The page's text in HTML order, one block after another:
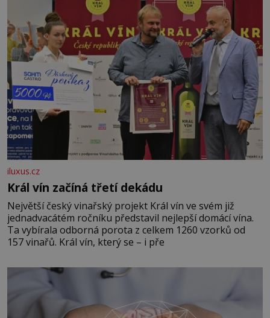
iluxus.cz
Král vín začíná třetí dekádu
Největší český vinařský projekt Král vín ve svém již
jednadvacátém ročníku představil nejlepší domácí vína.
Ta vybírala odborná porota z celkem 1260 vzorků od
157 vinařů. Král vín, který se – i pře